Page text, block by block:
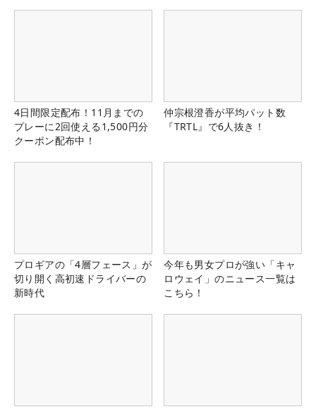
4日間限定配布！11月までの
プレーに2回使える1,500円分
クーポン配布中！
仲宗根澄香が平均パット数
『TRTL』で6人抜き！
プロギアの「4層フェース」が
切り開く高初速ドライバーの
新時代
今年も男女プロが強い「キャ
ロウェイ」のニュース一覧は
こちら！